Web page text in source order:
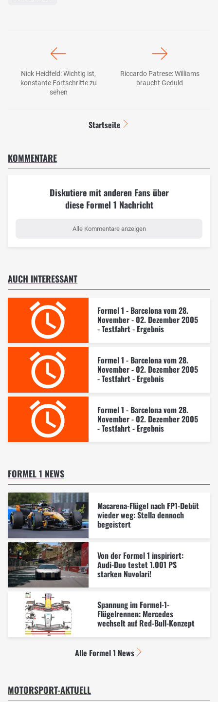
Nick Heidfeld: Wichtig ist,
konstante Fortschritte zu
sehen
Riccardo Patrese: Williams
braucht Geduld
Startseite
KOMMENTARE
Diskutiere mit anderen Fans über
diese Formel 1 Nachricht
Alle Kommentare anzeigen
AUCH INTERESSANT
Formel 1 - Barcelona vom 28.
November - 02. Dezember 2005
- Testfahrt - Ergebnis
Formel 1 - Barcelona vom 28.
November - 02. Dezember 2005
- Testfahrt - Ergebnis
Formel 1 - Barcelona vom 28.
November - 02. Dezember 2005
- Testfahrt - Ergebnis
FORMEL 1 NEWS
Macarena-Flügel nach FP1-Debüt
wieder weg: Stella dennoch
begeistert
Von der Formel 1 inspiriert:
Audi-Duo testet 1.001 PS
starken Nuvolari!
Spannung im Formel-1-
Flügelrennen: Mercedes
wechselt auf Red-Bull-Konzept
Alle Formel 1 News
MOTORSPORT-AKTUELL